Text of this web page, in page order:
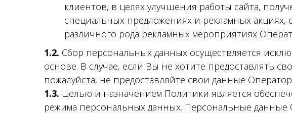
клиентов, в целях улучшения работы сайта,
специальных предложениях и рекламных акциях,
различного рода рекламных мероприятиях
1.2. Сбор персональных данных осуществляется
основе. В случае, если Вы не хотите предоставлять
пожалуйста, не предоставляйте свои данные
1.3. Целью и назначением Политики является
режима персональных данных. Персональные данные